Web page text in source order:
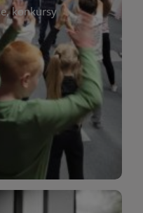
konkursy
o najmłodszych
Znajdziesz tu
konkursach
autorami książek dla
wybór bajek,